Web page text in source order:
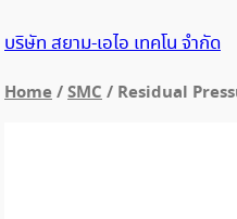
บริษัท สยาม-เอไอ เทคโน จำกัด
Home/SMC/ Residual